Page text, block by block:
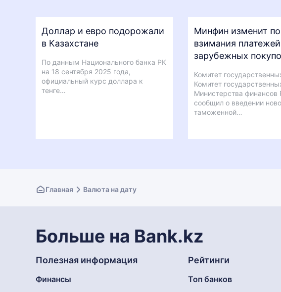
Доллар и евро подорожали
в Казахстане
По данным Национального банка РК
на 18 сентября 2025 года,
официальный курс доллара к
тенге…
Минфин изменит
взимания
зарубежных
Комитет
Комитет
Министерства финансов
сообщил о введении
таможенной…
Главная Валюта на дату
Больше на Bank.kz
Полезная информация
Финансы
Рейтинги
Топ банков